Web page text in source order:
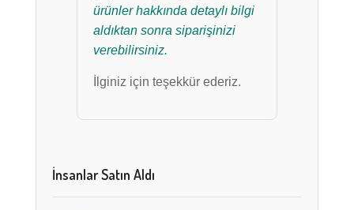
ürünler hakkında detaylı bilgi
aldıktan sonra siparişinizi
verebilirsiniz.
İlginiz için teşekkür ederiz.
İnsanlar Satın Aldı